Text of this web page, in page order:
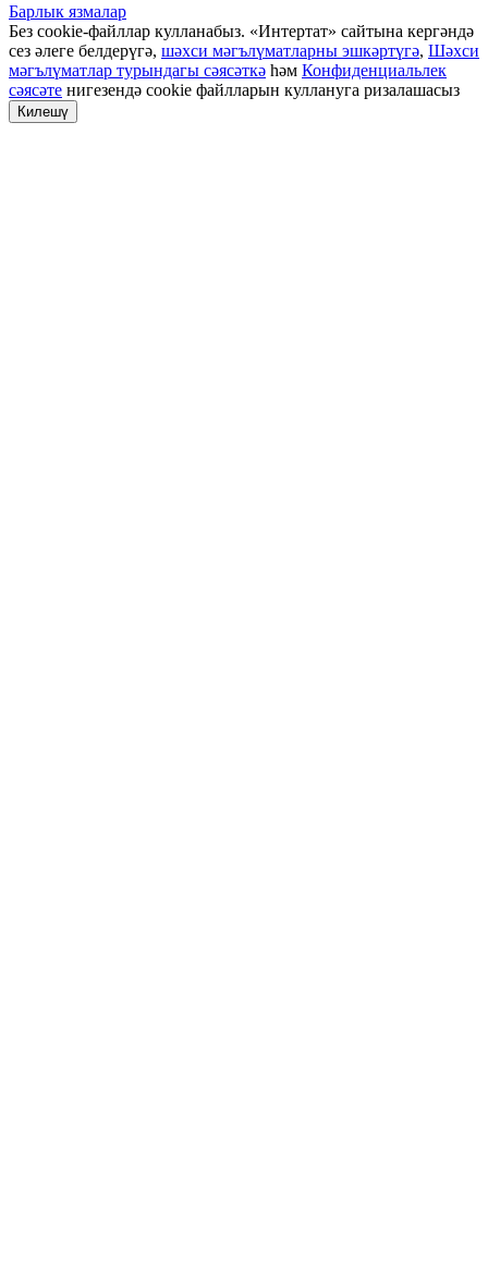
Барлык язмалар
Без cookie-файллар кулланабыз. «Интертат» сайтына кергәндә
сез әлеге белдерүгә, шәхси мәгълүматларны эшкәртүгә, Шәхси
мәгълүматлар турындагы сәясәткә һәм Конфиденциальлек
сәясәте нигезендә cookie файлларын куллануга ризалашасыз
Килешү